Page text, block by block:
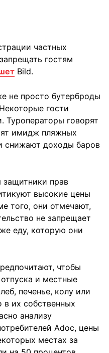
частных
гостям
Bild.
не просто бутерброды
гости
Туроператоры говорят
имидж пляжных
снижают доходы баров
защитники прав
высокие цены
того, они отмечают,
не запрещает
еду, которую они
чтобы
и местные
печенье, колу или
их собственных
анализу
Adoc, цены
местах за